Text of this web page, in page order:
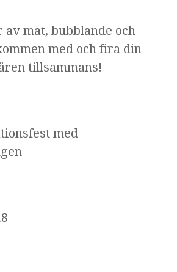
av mat, bubblande och
med och fira din
tillsammans!
med